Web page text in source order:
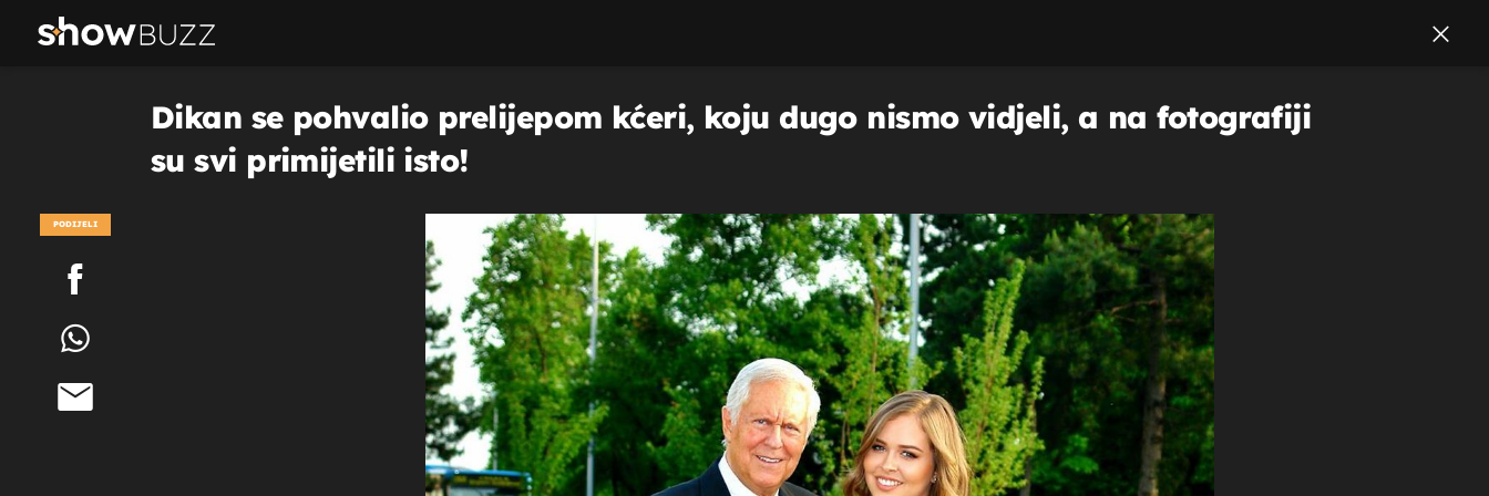
Dikan se pohvalio prelijepom kćeri, koju dugo nismo vidjeli, a na fotografiji
su svi primijetili isto!
PODIJELI